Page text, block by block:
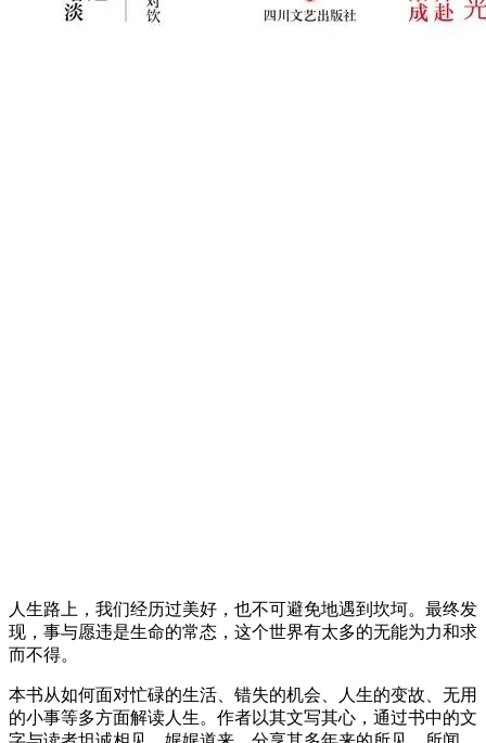
人生路上，我们经历过美好，也不可避免地遇到坎坷。最终发
现，事与愿违是生命的常态，这个世界有太多的无能为力和求
而不得。
本书从如何面对忙碌的生活、错失的机会、人生的变故、无用
的小事等多方面解读人生。作者以其文写其心，通过书中的文